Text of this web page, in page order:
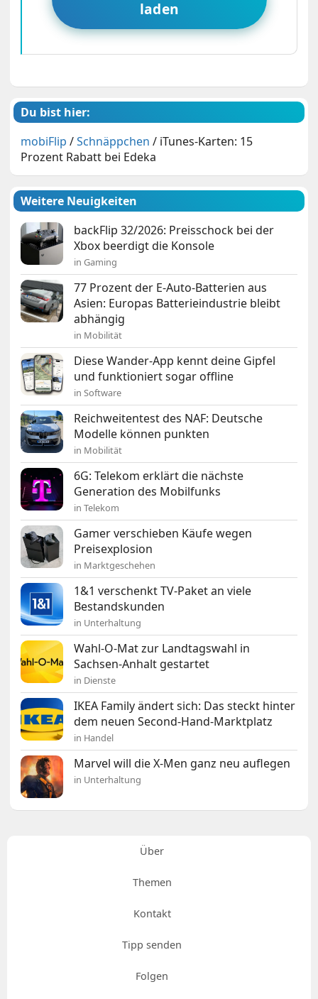
laden
Du bist hier:
mobiFlip /Schnäppchen / iTunes-Karten: 15
Prozent Rabatt bei Edeka
Weitere Neuigkeiten
backFlip 32/2026: Preisschock bei der
Xbox beerdigt die Konsole
in Gaming
77 Prozent der E-Auto-Batterien aus
Asien: Europas Batterieindustrie bleibt
abhängig
in Mobilität
Diese Wander-App kennt deine Gipfel
und funktioniert sogar offline
in Software
Reichweitentest des NAF: Deutsche
Modelle können punkten
in Mobilität
6G: Telekom erklärt die nächste
Generation des Mobilfunks
in Telekom
Gamer verschieben Käufe wegen
Preisexplosion
in Marktgeschehen
1&1 verschenkt TV-Paket an viele
Bestandskunden
in Unterhaltung
Wahl-O-Mat zur Landtagswahl in
Sachsen-Anhalt gestartet
in Dienste
IKEA Family ändert sich: Das steckt hinter
dem neuen Second-Hand-Marktplatz
in Handel
Marvel will die X-Men ganz neu auflegen
in Unterhaltung
Über
Themen
Kontakt
Tipp senden
Folgen